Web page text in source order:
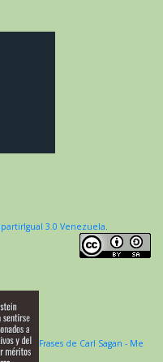
3.0 Venezuela.
Frases de Carl Sagan - Me